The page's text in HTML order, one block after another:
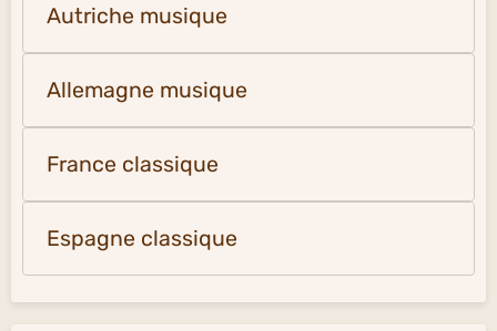
Autriche musique
Allemagne musique
France classique
Espagne classique